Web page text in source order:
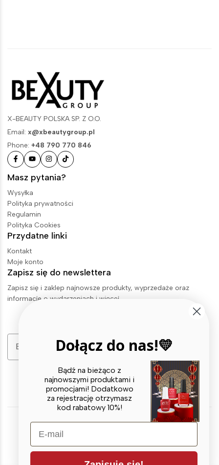
X-BEAUTY POLSKA SP. Z O.O.
Email: x@xbeautygroup.pl
Phone: +48 790 770 846
Masz pytania?
Wysyłka
Polityka prywatności
Regulamin
Polityka Cookies
Przydatne linki
Kontakt
Moje konto
Zapisz się do newslettera
Zapisz się i zaklep najnowsze produkty, wyprzedaże oraz
informacje o wydarzeniach i więcej.
Email
Zapisz się
© 2026 X BEAUTY GROUP. All Rights Reserved
Dołącz do nas!💛
Bądź na bieżąco z
najnowszymi produktami i
promocjami! Dodatkowo
za rejestrację otrzymasz
kod rabatowy 10%!
E-mail